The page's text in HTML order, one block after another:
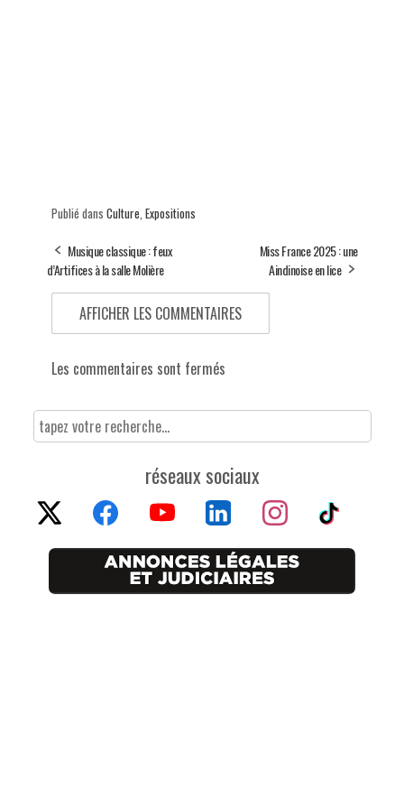
Publié dans Culture Expositions
Musique classique : feux
d’Artifices à la salle Molière
Miss France 2025 : une
Aindinoise en lice
AFFICHER LES COMMENTAIRES
Les commentaires sont fermés
réseaux sociaux